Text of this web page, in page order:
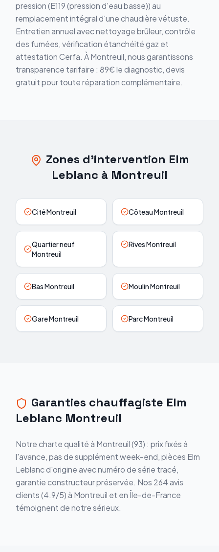
pression (E119 (pression d'eau basse)) au
remplacement intégral d'une chaudière vétuste.
Entretien annuel avec nettoyage brûleur, contrôle
des fumées, vérification étanchéité gaz et
attestation Cerfa. À Montreuil, nous garantissons
transparence tarifaire : 89€ le diagnostic, devis
gratuit pour toute réparation complémentaire.
Zones d'intervention Elm
Leblanc à Montreuil
Cité Montreuil Côteau Montreuil
Quartier neuf
Montreuil
Rives Montreuil
Bas Montreuil Moulin Montreuil
Gare Montreuil Parc Montreuil
Garanties chauffagiste Elm
Leblanc Montreuil
Notre charte qualité à Montreuil (93) : prix fixés à
l'avance, pas de supplément week-end, pièces Elm
Leblanc d'origine avec numéro de série tracé,
garantie constructeur préservée. Nos 264 avis
clients (4.9/5) à Montreuil et en Île-de-France
témoignent de notre sérieux.